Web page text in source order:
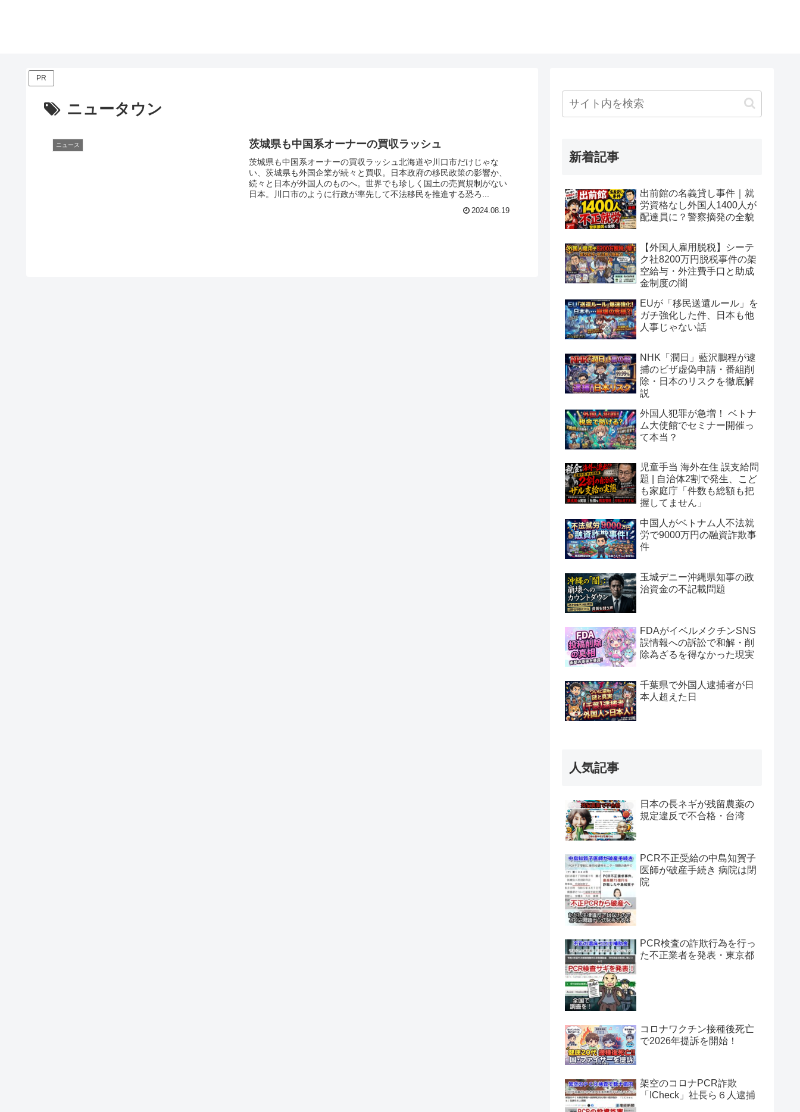
PR
ニュータウン
ニュース 茨城県も中国系オーナーの買収ラッシュ
茨城県も中国系オーナーの買収ラッシュ北海道や川口市だけじゃな
い、茨城県も外国企業が続々と買収。日本政府の移民政策の影響か、
続々と日本が外国人のものへ。世界でも珍しく国土の売買規制がない
日本。川口市のように行政が率先して不法移民を推進する恐ろ...
2024.08.19
新着記事
出前館の名義貸し事件｜就
労資格なし外国人1400人が
配達員に？警察摘発の全貌
【外国人雇用脱税】シーテ
ク社8200万円脱税事件の架
空給与・外注費手口と助成
金制度の闇
EUが「移民送還ルール」を
ガチ強化した件、日本も他
人事じゃない話
NHK「潤日」藍沢鵬程が逮
捕のビザ虚偽申請・番組削
除・日本のリスクを徹底解
説
外国人犯罪が急増！ ベトナ
ム大使館でセミナー開催っ
て本当？
児童手当 海外在住 誤支給問
題 | 自治体2割で発生、こど
も家庭庁「件数も総額も把
握してません」
中国人がベトナム人不法就
労で9000万円の融資詐欺事
件
玉城デニー沖縄県知事の政
治資金の不記載問題
FDAがイベルメクチンSNS
誤情報への訴訟で和解・削
除為ざるを得なかった現実
千葉県で外国人逮捕者が日
本人超えた日
人気記事
日本の長ネギが残留農薬の
規定違反で不合格・台湾
PCR不正受給の中島知賀子
医師が破産手続き 病院は閉
院
PCR検査の詐欺行為を行っ
た不正業者を発表・東京都
コロナワクチン接種後死亡
で2026年提訴を開始！
架空のコロナPCR詐欺
「ICheck」社長ら６人逮捕